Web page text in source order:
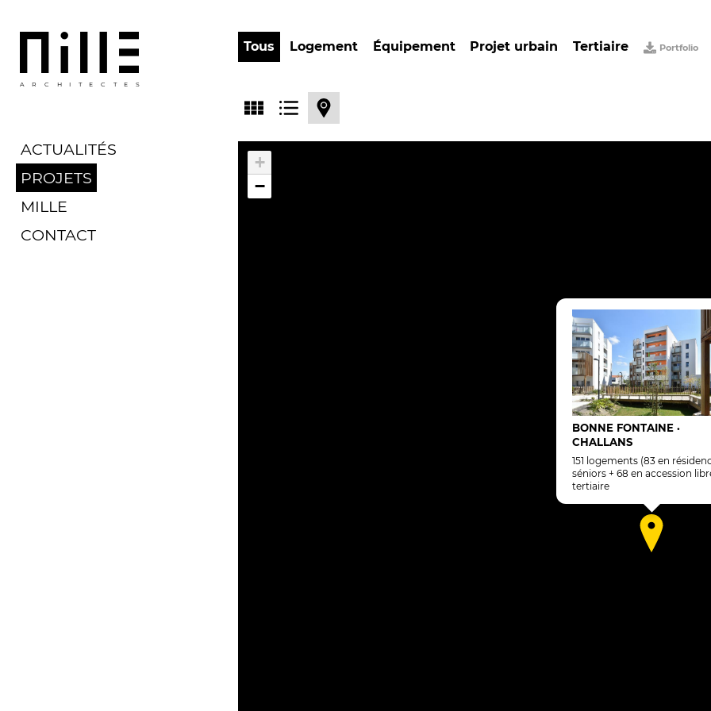
ARCHITECTES
ACTUALITÉS
PROJETS
MILLE
CONTACT
Tous Logement Équipement Projet urbain Tertiaire Portfolio
BONNE FONTAINE •
CHALLANS
151 logements (83 en résidence
séniors + 68 en accession
tertiaire
+
−